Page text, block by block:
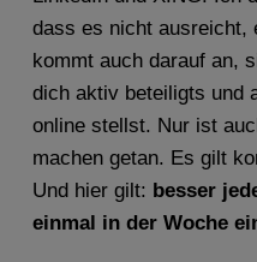
dass es nicht ausreicht,
kommt auch darauf an,
dich aktiv beteiligts und
online stellst. Nur ist
machen getan. Es gilt
Und hier gilt: besser
einmal in der Woche